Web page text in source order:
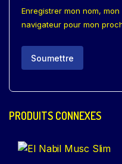
Enregistrer mon nom,
navigateur pour mon
PRODUITS CONNEXES